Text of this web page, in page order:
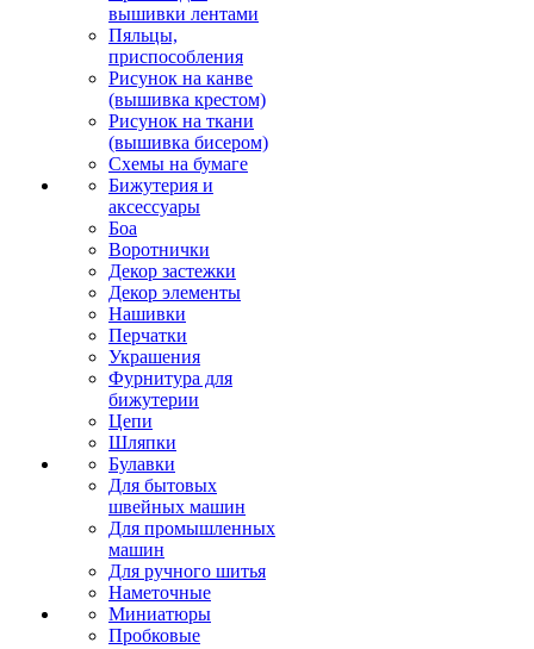
вышивки лентами
Пяльцы,
приспособления
Рисунок на канве
(вышивка крестом)
Рисунок на ткани
(вышивка бисером)
Схемы на бумаге
Бижутерия и
аксессуары
Боа
Воротнички
Декор застежки
Декор элементы
Нашивки
Перчатки
Украшения
Фурнитура для
бижутерии
Цепи
Шляпки
Булавки
Для бытовых
швейных машин
Для промышленных
машин
Для ручного шитья
Наметочные
Миниатюры
Пробковые